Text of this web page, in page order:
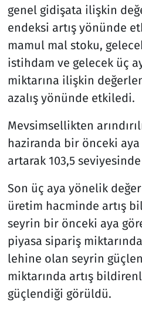
genel gidişata ilişkin
endeksi artış yönünde
mamul mal stoku,
istihdam ve gelecek üç
miktarına ilişkin
azalış yönünde etkiledi.
Mevsimsellikten
haziranda bir önceki aya
artarak 103,5
Son üç aya yönelik
üretim hacminde artış
seyrin bir önceki aya
piyasa sipariş
lehine olan seyrin
miktarında artış
güçlendiği görüldü.